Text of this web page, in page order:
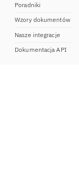
Poradniki
Wzory dokumentów
Nasze integracje
Dokumentacja API